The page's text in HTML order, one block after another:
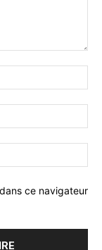
:*
:*
:
ce navigateur